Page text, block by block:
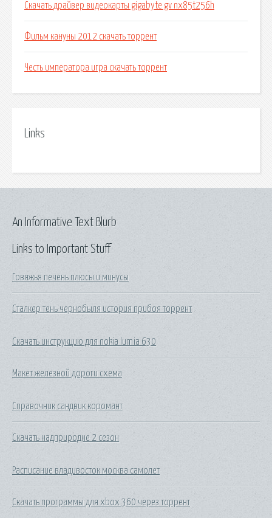
Скачать драйвер видеокарты gigabyte gv nx85t256h
Фильм кануны 2012 скачать торрент
Честь императора игра скачать торрент
Links
Links to Important Stuff
Говяжья печень плюсы и минусы
Сталкер тень чернобыля история прибоя торрент
Скачать инструкцию для nokia lumia 630
Макет железной дороги схема
Справочник сандвик коромант
Скачать надприродне 2 сезон
Расписание владивосток москва самолет
Скачать программы для xbox 360 через торрент
An Informative Text Blurb